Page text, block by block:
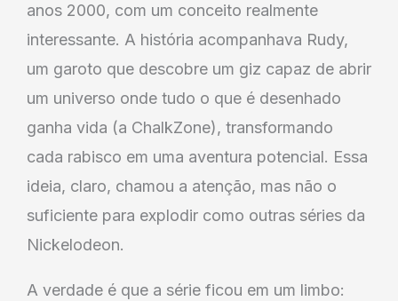
anos 2000, com um conceito realmente
interessante. A história acompanhava Rudy,
um garoto que descobre um giz capaz de abrir
um universo onde tudo o que é desenhado
ganha vida (a ChalkZone), transformando
cada rabisco em uma aventura potencial. Essa
ideia, claro, chamou a atenção, mas não o
suficiente para explodir como outras séries da
Nickelodeon.
A verdade é que a série ficou em um limbo: